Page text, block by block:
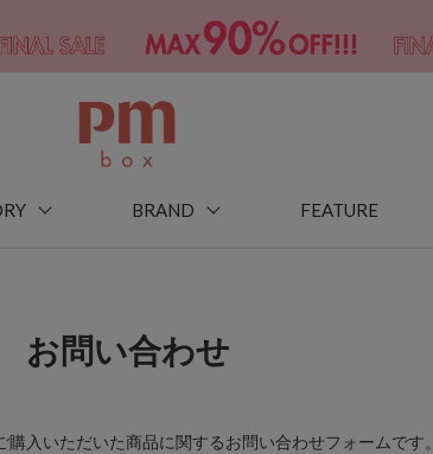
BRAND FEATURE
お問い合わせ
入いただいた商品に関するお問い合わせフォームです。